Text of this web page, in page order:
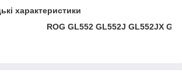
характеристики
ROG GL552 GL552J GL552JX